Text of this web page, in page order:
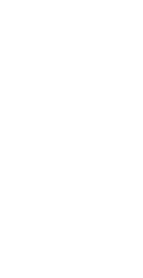
れ、焼け感がでてし